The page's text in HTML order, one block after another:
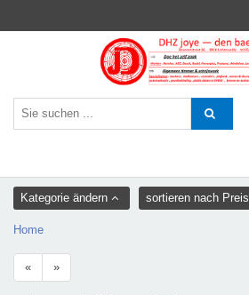
Kategorie ändern sortieren nach Preis
Home
« »